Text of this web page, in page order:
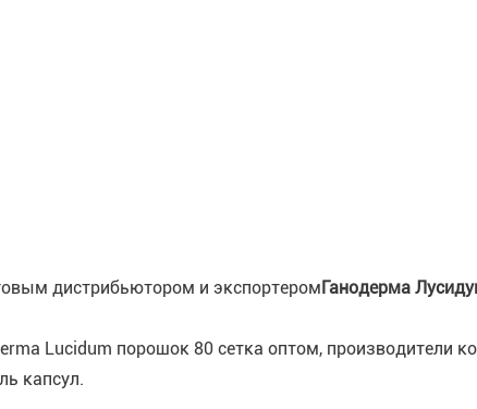
дистрибьютором и экспортером Ганодерма
Lucidum порошок 80 сетка оптом, производители
капсул.